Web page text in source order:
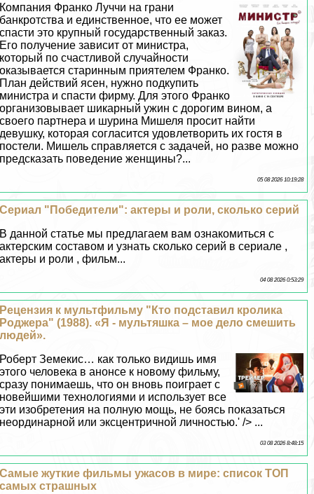
Компания Франко Луччи на грани
банкротства и единственное, что ее может
спасти это крупный государственный заказ.
Его получение зависит от министра,
который по счастливой случайности
оказывается старинным приятелем Франко.
План действий ясен, нужно подкупить
министра и спасти фирму. Для этого Франко
организовывает шикарный ужин с дорогим вином, а
своего партнера и шурина Мишеля просит найти
дeвyшку, которая согласится удовлетворить их гостя в
постели. Мишель справляется с задачей, но разве можно
предсказать поведение женщины?...
05 08 2026 10:19:28
Сериал "Победители": актеры и роли, сколько серий
В данной статье мы предлагаем вам ознакомиться с
актерским составом и узнать сколько серий в сериале ,
актеры и роли , фильм...
04 08 2026 0:53:29
Рецензия к мультфильму "Кто подставил кролика
Роджера" (1988). «Я - мультяшка – мое дело смешить
людей».
Роберт Земекис… как только видишь имя
этого человека в анонсе к новому фильму,
сразу понимаешь, что он вновь поиграет с
новейшими технологиями и использует все
эти изобретения на полную мощь, не боясь показаться
неординарной или эксцентричной личностью.' /> ...
03 08 2026 8:48:15
Самые жуткие фильмы ужасов в мире: список ТОП
самых страшных